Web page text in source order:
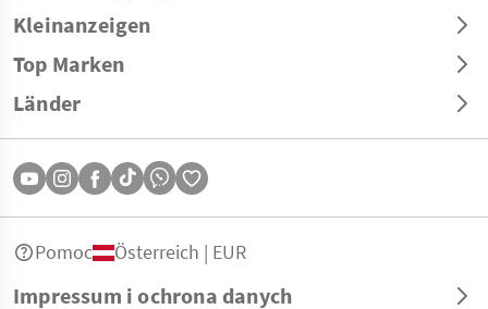
Kleinanzeigen
Top Marken
Länder
Impressum i ochrona danych
Pomoc Österreich | EUR